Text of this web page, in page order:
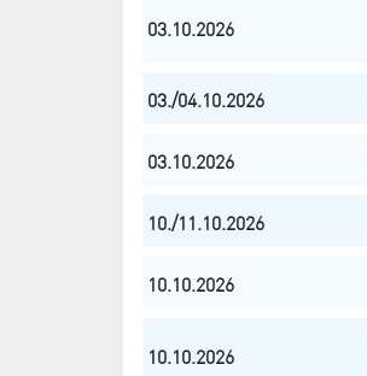
03.10.2026
03./04.10.2026
03.10.2026
10./11.10.2026
10.10.2026
10.10.2026